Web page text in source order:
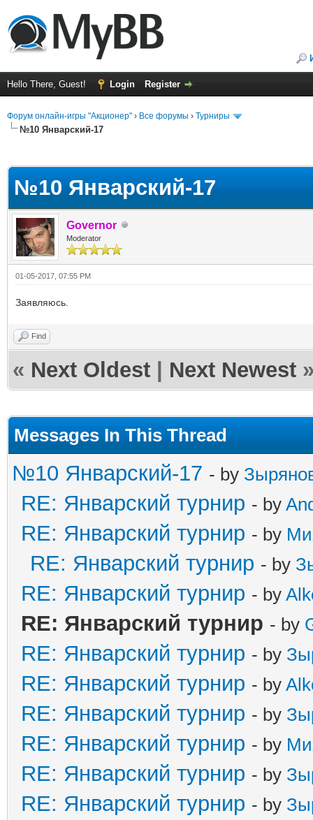
Hello There, Guest! Login Register
Форум онлайн-игры "Акционер" › Все форумы › Турниры
№10 Январский-17
№10 Январский-17
Governor
Moderator
01-05-2017, 07:55 PM
Заявляюсь.
Find
« Next Oldest Next Newest
Messages In This Thread
№10 Январский-17 - by
RE: Январский турнир - by
RE: Январский турнир - by
RE: Январский турнир - by
RE: Январский турнир - by
RE: Январский турнир - by
RE: Январский турнир - by
RE: Январский турнир - by
RE: Январский турнир - by
RE: Январский турнир - by
RE: Январский турнир - by
RE: Январский турнир - by